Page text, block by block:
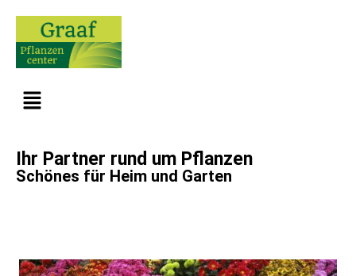
Ihr Partner rund um Pflanzen
Schönes für Heim und Garten